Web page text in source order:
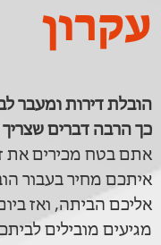
עקרון
הובלת דירות ומעבר
כך הרבה דברים
אתם בטח מכירים את
איתכם מחיר בעבור
אליכם הביתה, ואז
מגיעים מובילים